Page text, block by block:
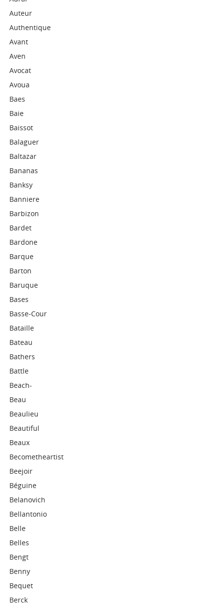
Auteur
Authentique
Avant
Aven
Avocat
Avoua
Baes
Baie
Baissot
Balaguer
Baltazar
Bananas
Banksy
Banniere
Barbizon
Bardet
Bardone
Barque
Barton
Baruque
Bases
Basse-Cour
Bataille
Bateau
Bathers
Battle
Beach-
Beau
Beaulieu
Beautiful
Beaux
Becometheartist
Beejoir
Béguine
Belanovich
Bellantonio
Belle
Belles
Bengt
Benny
Bequet
Berck